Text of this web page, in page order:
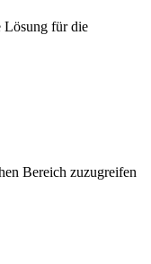
Lösung für die
Bereich zuzugreifen